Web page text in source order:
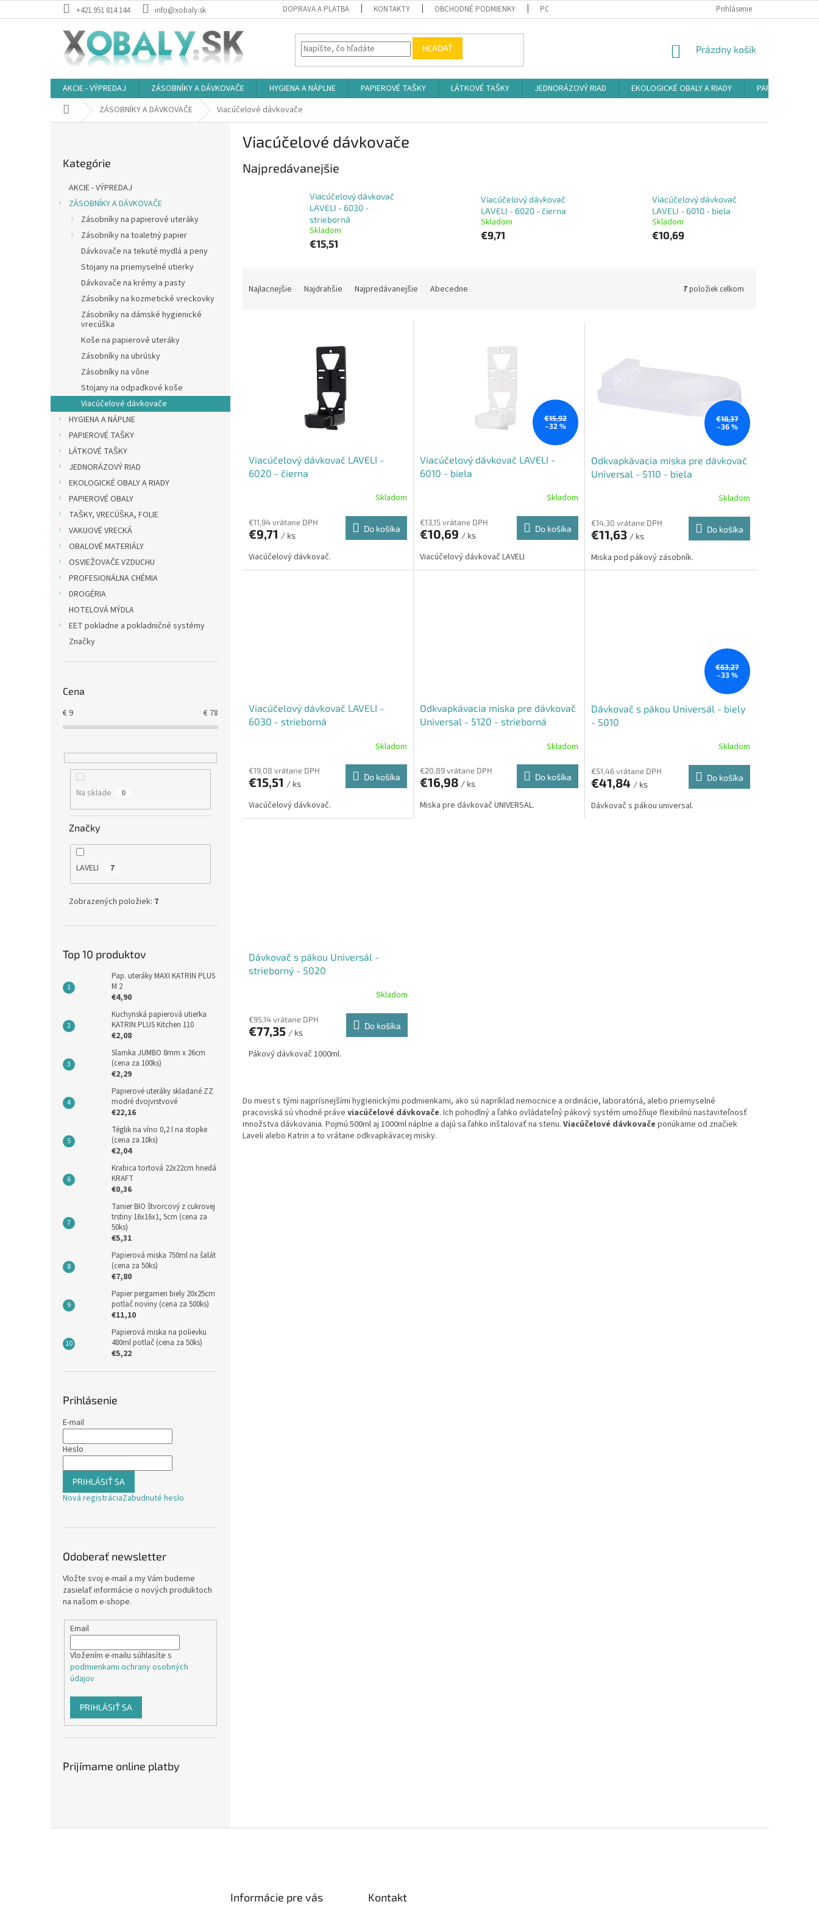
na
+421 951 814 144 info@xobaly.sk DOPRAVA A PLATBA KONTAKTY OBCHODNÉ PODMIENKY PODMIENKY OCHRANY OSOBNÝCH ÚDAJOV REKLAMAČNÝ PORIADOK
Prihlásenie
HĽADAŤ
NÁKUPNÝ
Prázdny košík
AKCIE - VÝPREDAJ ZÁSOBNÍKY A DÁVKOVAČE HYGIENA A NÁPLNE PAPIEROVÉ TAŠKY LÁTKOVÉ TAŠKY JEDNORÁZOVÝ RIAD EKOLOGICKÉ OBALY A RIADY
PAPIEROVÉ
Domov ZÁSOBNÍKY A DÁVKOVAČE Viacúčelové dávkovače
kategórie
Kategórie
AKCIE - VÝPREDAJ
ZÁSOBNÍKY A DÁVKOVAČE
Zásobníky na papierové uteráky
Zásobníky na toaletný papier
Dávkovače na tekuté mydlá a peny
Stojany na priemyselné utierky
Dávkovače na krémy a pasty
Zásobníky na kozmetické vreckovky
Zásobníky na dámské hygienické
vrecúška
Koše na papierové uteráky
Zásobníky na ubrúsky
Zásobníky na vône
Stojany na odpadkové koše
Viacúčelové dávkovače
HYGIENA A NÁPLNE
PAPIEROVÉ TAŠKY
LÁTKOVÉ TAŠKY
JEDNORÁZOVÝ RIAD
EKOLOGICKÉ OBALY A RIADY
PAPIEROVÉ OBALY
TAŠKY, VRECÚŠKA, FOLIE
VAKUOVÉ VRECKÁ
OBALOVÉ MATERIÁLY
OSVIEŽOVAČE VZDUCHU
PROFESIONÁLNA CHÉMIA
DROGÉRIA
HOTELOVÁ MÝDLA
EET pokladne a pokladničné systémy
Značky
Cena
€9 € 78
Na sklade 0
Značky
LAVELI 7
Zobrazených položiek: 7
Top 10 produktov
Pap. uteráky MAXI KATRIN PLUS
M 2
€4,90
Kuchynská papierová utierka
KATRIN PLUS Kitchen 110
€2,08
Slamka JUMBO 8mm x 26cm
(cena za 100ks)
€2,29
Papierové uteráky skladané ZZ
modré dvojvrstvové
€22,16
Téglik na víno 0,2 l na stopke
(cena za 10ks)
€2,04
Krabica tortová 22x22cm hnedá
KRAFT
€0,36
Tanier BIO štvorcový z cukrovej
trstiny 16x16x1, 5cm (cena za
50ks)
€5,31
Papierová miska 750ml na šalát
(cena za 50ks)
€7,80
Papier pergamen biely 20x25cm
potlač noviny (cena za 500ks)
€11,10
Papierová miska na polievku
480ml potlač (cena za 50ks)
€5,22
Prihlásenie
E-mail
Heslo
PRIHLÁSIŤ SA
Nová registráciaZabudnuté heslo
Odoberať newsletter
Vložte svoj e-mail a my Vám budeme
zasielať informácie o nových produktoch
na našom e-shope.
Email
Vložením e-mailu súhlasíte s
podmienkami ochrany osobných
údajov
PRIHLÁSIŤ SA
Prijímame online platby
Viacúčelové dávkovače
Najpredávanejšie
Viacúčelový dávkovač
LAVELI - 6030 -
strieborná
Skladom
€15,51
Viacúčelový dávkovač
LAVELI - 6020 - čierna
Skladom
€9,71
Viacúčelový dávkovač
LAVELI - 6010 - biela
Skladom
€10,69
Najlacnejšie Najdrahšie Najpredávanejšie Abecedne 7položiek celkom
Viacúčelový dávkovač LAVELI -
6020 - čierna
Skladom
€11,94 vrátane DPH
€9,71 / ks
Do košíka
Viacúčelový dávkovač.
€15,92
–32 %
Viacúčelový dávkovač LAVELI -
6010 - biela
Skladom
€13,15 vrátane DPH
€10,69 / ks
Do košíka
Viacúčelový dávkovač LAVELI
€18,37
–36 %
Odkvapkávacia miska pre dávkovač
Universal - 5110 - biela
Skladom
€14,30 vrátane DPH
€11,63 / ks
Do košíka
Miska pod pákový zásobník.
Viacúčelový dávkovač LAVELI -
6030 - strieborná
Skladom
€19,08 vrátane DPH
€15,51 / ks
Do košíka
Viacúčelový dávkovač.
Odkvapkávacia miska pre dávkovač
Universal - 5120 - strieborná
Skladom
€20,89 vrátane DPH
€16,98 / ks
Do košíka
Miska pre dávkovač UNIVERSAL.
€63,27
–33 %
Dávkovač s pákou Universál - biely
- 5010
Skladom
€51,46 vrátane DPH
€41,84 / ks
Do košíka
Dávkovač s pákou universal.
Dávkovač s pákou Universál -
strieborný - 5020
Skladom
€95,14 vrátane DPH
€77,35 / ks
Do košíka
Pákový dávkovač 1000ml.
v
l
á
d
Do miest s tými najprísnejšími hygienickými podmienkami, ako sú napríklad nemocnice a ordinácie, laboratóriá, alebo priemyselné
pracoviská sú vhodné práve viacúčelové dávkovače. Ich pohodlný a ľahko ovládateľný pákový systém umožňuje flexibilnú nastaviteľnosť
množstva dávkovania. Pojmú 500ml aj 1000ml náplne a dajú sa ľahko inštalovať na stenu. Viacúčelové dávkovače ponúkame od značiek
Laveli alebo Katrin a to vrátane odkvapkávacej misky.
Informácie pre vás Kontakt